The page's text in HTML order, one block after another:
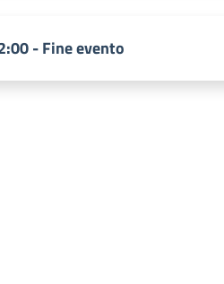
- Fine evento